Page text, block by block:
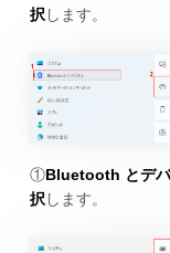
択 します。
①Bluetooth とデバ
択します。